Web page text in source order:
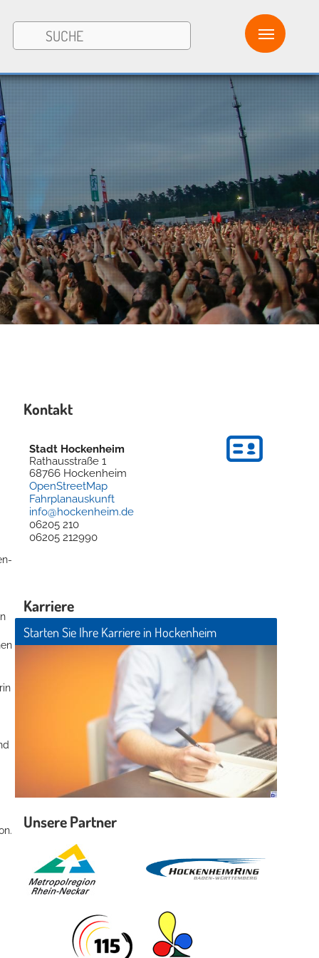
Kontakt
Stadt Hockenheim
Rathausstraße 1
68766 Hockenheim
OpenStreetMap
Fahrplanauskunft
info@hockenheim.de
06205 210
06205 212990
Karriere
Starten Sie Ihre Karriere in Hockenheim
Unsere Partner